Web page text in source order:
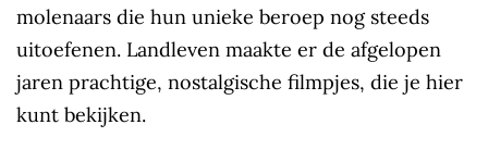
molenaars die hun unieke beroep nog steeds
uitoefenen. Landleven maakte er de afgelopen
jaren prachtige, nostalgische filmpjes, die je hier
kunt bekijken.